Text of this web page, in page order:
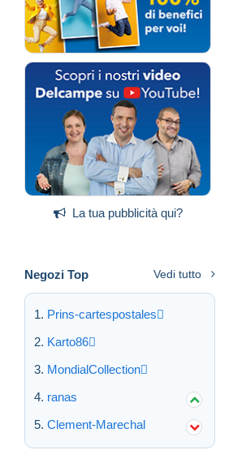
La tua pubblicità qui?
Negozi Top Vedi tutto
Prins-cartespostales
Karto86
MondialCollection
ranas
Clement-Marechal